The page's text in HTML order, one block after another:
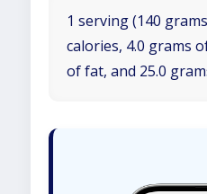
1 serving (140
calories, 4.0 grams
of fat, and 25.0